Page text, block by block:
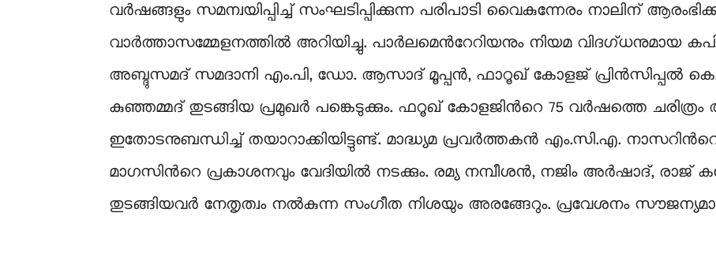
വർഷങ്ങളും സമന്വയിപ്പിച്ച്​ സംഘടിപ്പിക്കുന്ന പരിപാടി വൈകുന്നേരം നാലിന്​
വാർത്താസമ്മേളനത്തിൽ അറിയിച്ചു. പാർലമെന്‍റേറിയനും നിയമ വിദഗ്ധനുമായ
അബ്ദുസമദ് സമദാനി എം.പി, ഡോ. ആസാദ് മൂപ്പൻ, ഫാറൂഖ് കോളജ്‌ പ്രിൻസിപ്പൽ
കുഞ്ഞമ്മദ് തുടങ്ങിയ പ്രമുഖർ പ​ങ്കെടുക്കും. ഫറൂഖ് കോളജിന്‍റെ 75 വർഷത്തെ ചരിത്രം
ഇതോടനുബന്ധിച്ച്​ തയാറാക്കിയിട്ടുണ്ട്​. മാദ്ധ്യമ പ്രവർത്തകൻ എം.സി.എ.
മാഗസിന്‍റെ പ്രകാശനവും വേദിയിൽ നടക്കും. രമ്യ നമ്പീശൻ, നജിം അർഷാദ്, രാജ്
തുടങ്ങിയവർ നേതൃത്വം നൽകുന്ന സംഗീത നിശയും അരങ്ങേറും. പ്രവേശനം